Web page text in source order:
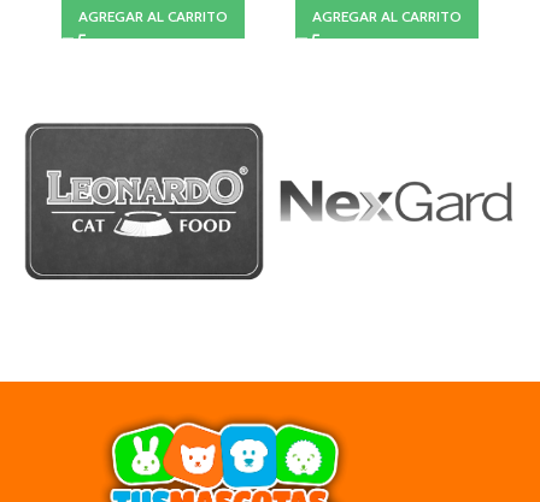
AGREGAR AL CARRITO AGREGAR AL CARRITO